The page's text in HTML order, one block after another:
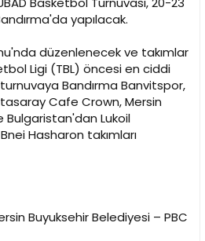
yapılacak.
düzenlenecek ve takımlar
Ligi (TBL) öncesi en ciddi
Bandırma Banvitspor,
Cafe Crown, Mersin
Bulgaristan'dan Lukoil
Hasharon takımları
Buyuksehir Belediyesi – PBC